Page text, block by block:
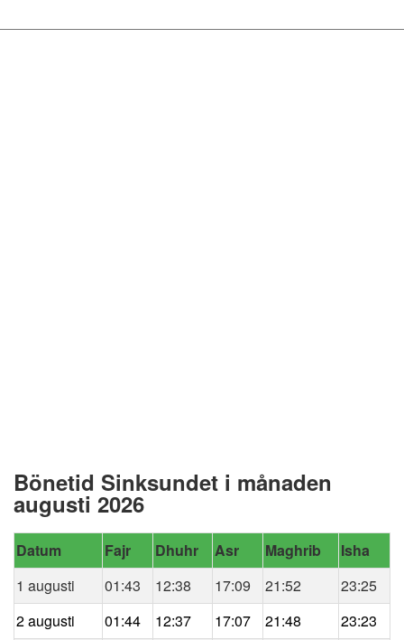
Bönetid Sinksundet i månaden
augusti 2026
Datum Fajr Dhuhr Asr Maghrib
Isha
1 augusti
01:43 12:38 17:09 21:52
23:25
2 augusti
01:44 12:37 17:07 21:48
23:23